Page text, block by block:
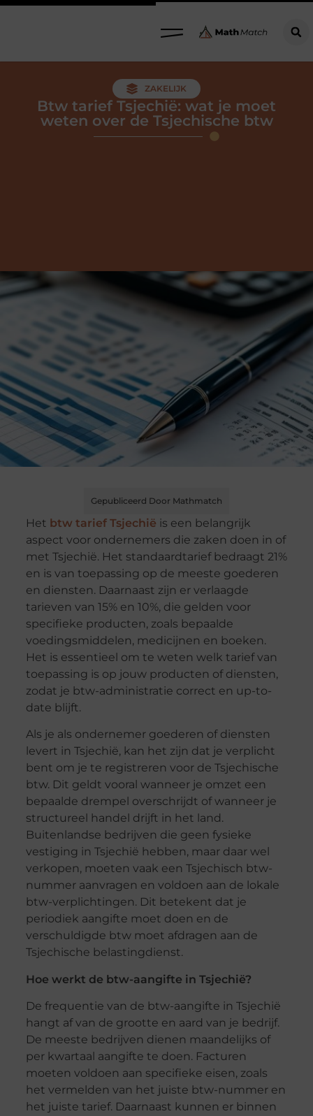
ZAKELIJK
Btw tarief Tsjechië: wat je moet
weten over de Tsjechische btw
Gepubliceerd Door Mathmatch
Het btw tarief Tsjechië is een belangrijk
aspect voor ondernemers die zaken doen in of
met Tsjechië. Het standaardtarief bedraagt 21%
en is van toepassing op de meeste goederen
en diensten. Daarnaast zijn er verlaagde
tarieven van 15% en 10%, die gelden voor
specifieke producten, zoals bepaalde
voedingsmiddelen, medicijnen en boeken.
Het is essentieel om te weten welk tarief van
toepassing is op jouw producten of diensten,
zodat je btw-administratie correct en up-to-
date blijft.
Als je als ondernemer goederen of diensten
levert in Tsjechië, kan het zijn dat je verplicht
bent om je te registreren voor de Tsjechische
btw. Dit geldt vooral wanneer je omzet een
bepaalde drempel overschrijdt of wanneer je
structureel handel drijft in het land.
Buitenlandse bedrijven die geen fysieke
vestiging in Tsjechië hebben, maar daar wel
verkopen, moeten vaak een Tsjechisch btw-
nummer aanvragen en voldoen aan de lokale
btw-verplichtingen. Dit betekent dat je
periodiek aangifte moet doen en de
verschuldigde btw moet afdragen aan de
Tsjechische belastingdienst.
Hoe werkt de btw-aangifte in Tsjechië?
De frequentie van de btw-aangifte in Tsjechië
hangt af van de grootte en aard van je bedrijf.
De meeste bedrijven dienen maandelijks of
per kwartaal aangifte te doen. Facturen
moeten voldoen aan specifieke eisen, zoals
het vermelden van het juiste btw-nummer en
het juiste tarief. Daarnaast kunnen er binnen